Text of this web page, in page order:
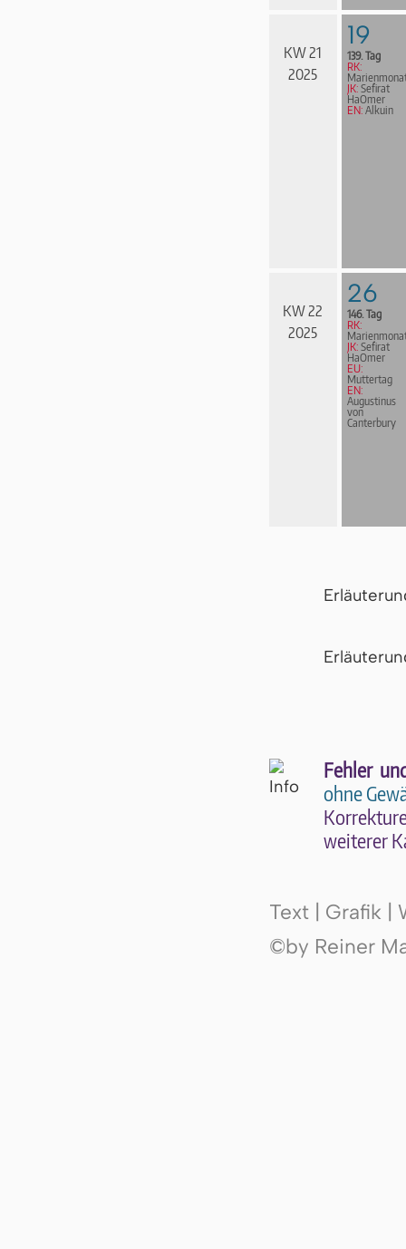
KW 21
2025
19
139. Tag
RK:
JK: Sefirat
HaOmer
EN: Alkuin
KW 22
2025
26
146. Tag
RK:
JK: Sefirat
HaOmer
EU:
Muttertag
EN:
Augustinus
von
Canterbury
Fehler
ohne
wei­te­rer
Text | Grafik |
©by Reiner